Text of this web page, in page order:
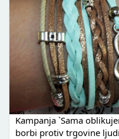
Kampanja `Sama
borbi protiv trgovine